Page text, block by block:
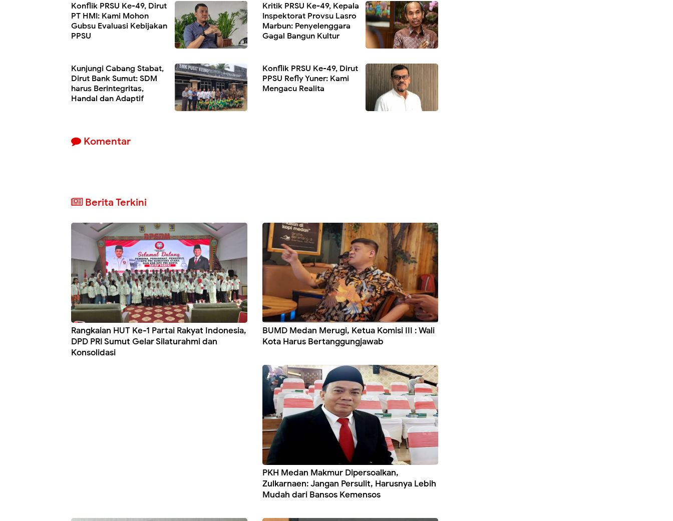
Konflik PRSU Ke-49, Dirut
PT HMI: Kami Mohon
Gubsu Evaluasi Kebijakan
PPSU
Kritik PRSU Ke-49, Kepala
Inspektorat Provsu Lasro
Marbun: Penyelenggara
Gagal Bangun Kultur
Kunjungi Cabang Stabat,
Dirut Bank Sumut: SDM
harus Berintegritas,
Handal dan Adaptif
Konflik PRSU Ke-49, Dirut
PPSU Refly Yuner: Kami
Mengacu Realita
Komentar
Berita Terkini
Rangkaian HUT Ke-1 Partai Rakyat Indonesia,
DPD PRI Sumut Gelar Silaturahmi dan
Konsolidasi
BUMD Medan Merugi, Ketua Komisi III : Wali
Kota Harus Bertanggungjawab
PKH Medan Makmur Dipersoalkan,
Zulkarnaen: Jangan Persulit, Harusnya Lebih
Mudah dari Bansos Kemensos